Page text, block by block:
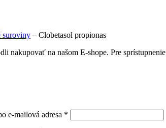
suroviny – Clobetasol propionas
nakupovať na našom E-shope. Pre
e-mailová adresa *